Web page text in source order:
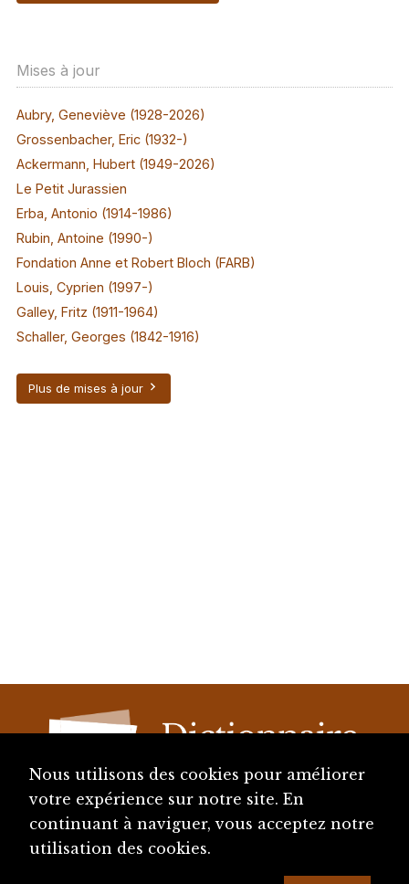
Mises à jour
Aubry, Geneviève (1928-2026)
Grossenbacher, Eric (1932-)
Ackermann, Hubert (1949-2026)
Le Petit Jurassien
Erba, Antonio (1914-1986)
Rubin, Antoine (1990-)
Fondation Anne et Robert Bloch (FARB)
Louis, Cyprien (1997-)
Galley, Fritz (1911-1964)
Schaller, Georges (1842-1916)
Plus de mises à jour
diju@diju.ch
Nous utilisons des cookies pour améliorer
votre expérience sur notre site. En
continuant à naviguer, vous acceptez notre
utilisation des cookies.